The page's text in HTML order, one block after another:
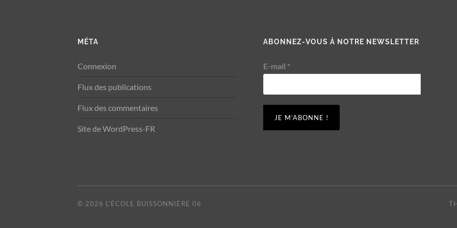
MÉTA
Connexion
Flux des publications
Flux des commentaires
Site de WordPress-FR
ABONNEZ-VOUS À NOTRE NEWSLETTER
E-mail *
© 2026 L'ÉCOLE BUISSONNIÈRE 06